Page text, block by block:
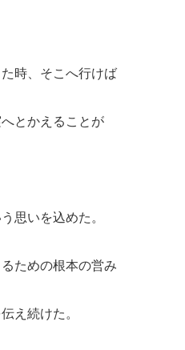
時、そこへ行けば
とかえることが
思いを込めた。
ための根本の営み
え続けた。